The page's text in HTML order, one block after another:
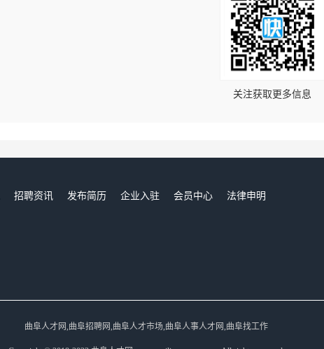
关注获取更多信息
招聘资讯 发布简历 企业入驻 会员中心
法律申明
曲阜人才网,曲阜招聘网,曲阜人才市场,曲阜人事人才网,曲阜找工作